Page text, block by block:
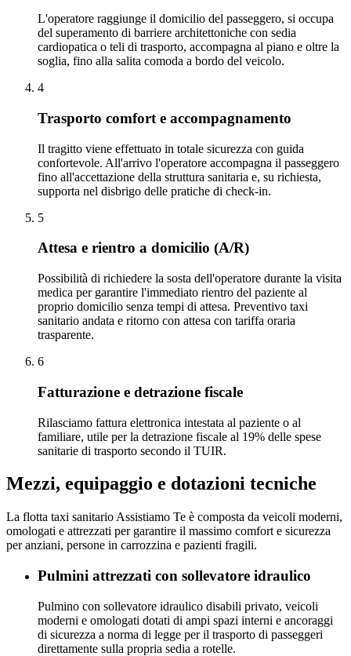
L'operatore raggiunge il domicilio del passeggero, si occupa
del superamento di barriere architettoniche con sedia
cardiopatica o teli di trasporto, accompagna al piano e oltre la
soglia, fino alla salita comoda a bordo del veicolo.
4
Trasporto comfort e accompagnamento
Il tragitto viene effettuato in totale sicurezza con guida
confortevole. All'arrivo l'operatore accompagna il passeggero
fino all'accettazione della struttura sanitaria e, su richiesta,
supporta nel disbrigo delle pratiche di check-in.
5
Attesa e rientro a domicilio (A/R)
Possibilità di richiedere la sosta dell'operatore durante la visita
medica per garantire l'immediato rientro del paziente al
proprio domicilio senza tempi di attesa. Preventivo taxi
sanitario andata e ritorno con attesa con tariffa oraria
trasparente.
6
Fatturazione e detrazione fiscale
Rilasciamo fattura elettronica intestata al paziente o al
familiare, utile per la detrazione fiscale al 19% delle spese
sanitarie di trasporto secondo il TUIR.
Mezzi, equipaggio e dotazioni tecniche
La flotta taxi sanitario Assistiamo Te è composta da veicoli moderni,
omologati e attrezzati per garantire il massimo comfort e sicurezza
per anziani, persone in carrozzina e pazienti fragili.
Pulmini attrezzati con sollevatore idraulico
Pulmino con sollevatore idraulico disabili privato, veicoli
moderni e omologati dotati di ampi spazi interni e ancoraggi
di sicurezza a norma di legge per il trasporto di passeggeri
direttamente sulla propria sedia a rotelle.